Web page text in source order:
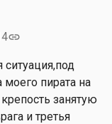
link
ситуация,под
пирата на
занятую
и третья